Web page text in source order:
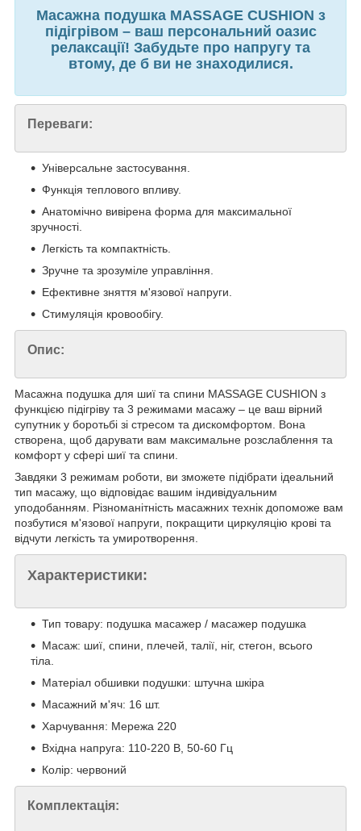
Масажна подушка MASSAGE CUSHION з
підігрівом – ваш персональний оазис
релаксації! Забудьте про напругу та
втому, де б ви не знаходилися.
Переваги:
Універсальне застосування.
Функція теплового впливу.
Анатомічно вивірена форма для максимальної
зручності.
Легкість та компактність.
Зручне та зрозуміле управління.
Ефективне зняття м'язової напруги.
Стимуляція кровообігу.
Опис:
Масажна подушка для шиї та спини MASSAGE CUSHION з
функцією підігріву та 3 режимами масажу – це ваш вірний
супутник у боротьбі зі стресом та дискомфортом. Вона
створена, щоб дарувати вам максимальне розслаблення та
комфорт у сфері шиї та спини.
Завдяки 3 режимам роботи, ви зможете підібрати ідеальний
тип масажу, що відповідає вашим індивідуальним
уподобанням. Різноманітність масажних технік допоможе вам
позбутися м'язової напруги, покращити циркуляцію крові та
відчути легкість та умиротворення.
Характеристики:
Тип товару: подушка масажер / масажер подушка
Масаж: шиї, спини, плечей, талії, ніг, стегон, всього
тіла.
Матеріал обшивки подушки: штучна шкіра
Масажний м'яч: 16 шт.
Харчування: Мережа 220
Вхідна напруга: 110-220 В, 50-60 Гц
Колір: червоний
Комплектація: